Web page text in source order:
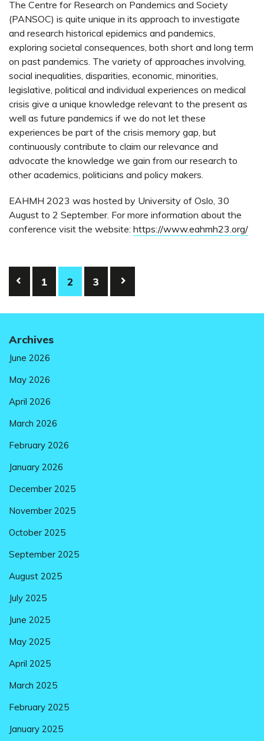
The Centre for Research on Pandemics and Society
(PANSOC) is quite unique in its approach to investigate
and research historical epidemics and pandemics,
exploring societal consequences, both short and long term
on past pandemics. The variety of approaches involving,
social inequalities, disparities, economic, minorities,
legislative, political and individual experiences on medical
crisis give a unique knowledge relevant to the present as
well as future pandemics if we do not let these
experiences be part of the crisis memory gap, but
continuously contribute to claim our relevance and
advocate the knowledge we gain from our research to
other academics, politicians and policy makers.
EAHMH 2023 was hosted by University of Oslo, 30
August to 2 September. For more information about the
conference visit the website: https://www.eahmh23.org/
Posts
pagination
1 2 3
Archives
June 2026
May 2026
April 2026
March 2026
February 2026
January 2026
December 2025
November 2025
October 2025
September 2025
August 2025
July 2025
June 2025
May 2025
April 2025
March 2025
February 2025
January 2025